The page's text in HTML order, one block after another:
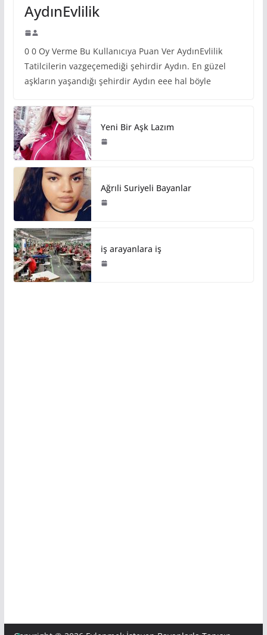
AydınEvlilik
0 0 Oy Verme Bu Kullanıcıya Puan Ver AydınEvlilik
Tatilcilerin vazgeçemediği şehirdir Aydın. En güzel
aşkların yaşandığı şehirdir Aydın eee hal böyle
Yeni Bir Aşk Lazım
Ağrıli Suriyeli Bayanlar
iş arayanlara iş